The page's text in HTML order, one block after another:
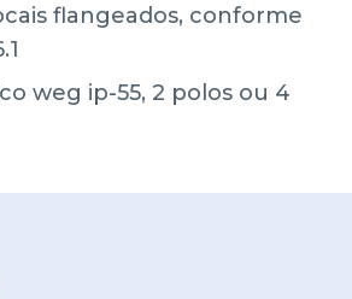
flangeados, conforme
weg ip-55, 2 polos ou 4